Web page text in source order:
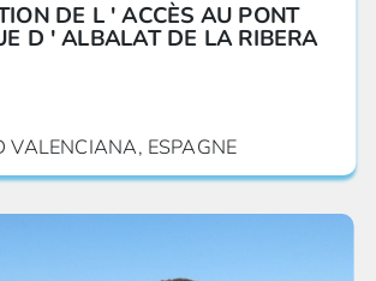
DE L ' ACCÈS AU PONT
D ' ALBALAT DE LA RIBERA
VALENCIANA, ESPAGNE